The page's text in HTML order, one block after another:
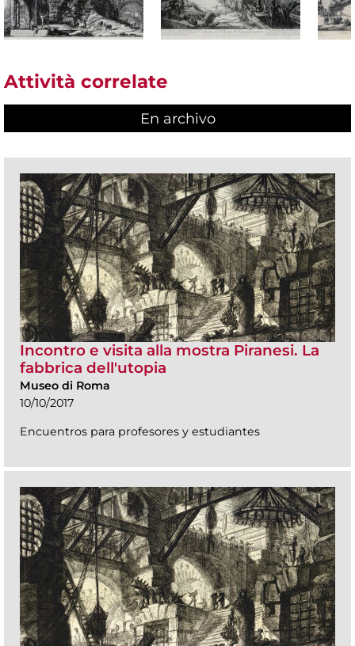
Attività correlate
En archivo
Incontro e visita alla mostra Piranesi. La
fabbrica dell'utopia
Museo di Roma
10/10/2017
Encuentros para profesores y estudiantes